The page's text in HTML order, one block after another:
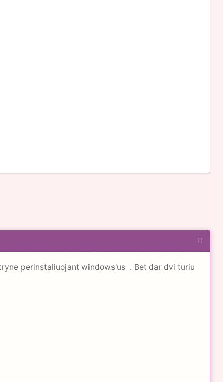
perinstaliuojant windows'us . Bet dar dvi turiu